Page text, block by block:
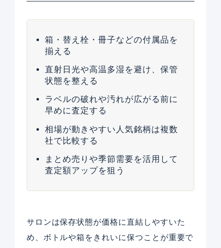
箱・替え栓・冊子などの付属品を
揃える
直射日光や高温多湿を避け、保管
状態を整える
ラベルの破れや汚れが広がる前に
早めに査定する
相場が動きやすい人気銘柄は複数
社で比較する
まとめ売りや季節需要を活用して
査定額アップを狙う
サロンは保存状態が価格に直結しやすいた
め、ボトルや箱をきれいに保つことが重要で